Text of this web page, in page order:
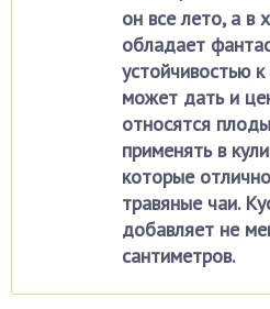
он все лето, а в
обладает
устойчивостью
может дать и
относятся
применять в
которые
травяные чаи.
добавляет не
сантиметров.